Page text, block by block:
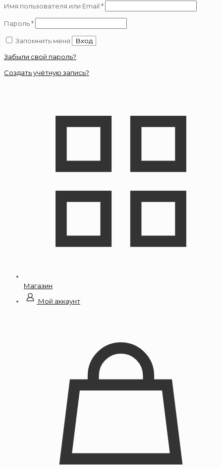
Имя пользователя или Email *Обязательно
Пароль*Обязательно
Запомнить меня
Вход
Забыли свой пароль?
Создать учётную запись?
Магазин
Мой аккаунт